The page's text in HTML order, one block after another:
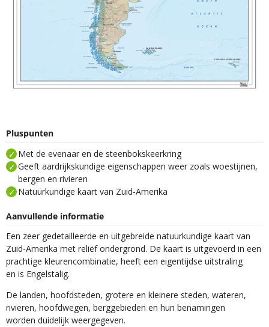
Pluspunten
Met de evenaar en de steenbokskeerkring
Geeft aardrijkskundige eigenschappen weer zoals woestijnen,
bergen en rivieren
Natuurkundige kaart van Zuid-Amerika
Aanvullende informatie
Een zeer gedetailleerde en uitgebreide natuurkundige kaart van
Zuid-Amerika met reliëf ondergrond. De kaart is uitgevoerd in een
prachtige kleurencombinatie, heeft een eigentijdse uitstraling
en is Engelstalig.
De landen, hoofdsteden, grotere en kleinere steden, wateren,
rivieren, hoofdwegen, berggebieden en hun benamingen
worden duidelijk weergegeven.